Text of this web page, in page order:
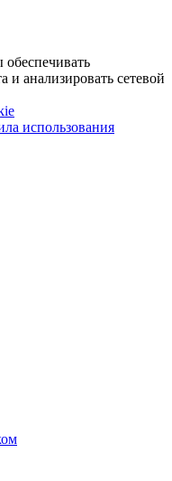
и анализировать сетевой
использования